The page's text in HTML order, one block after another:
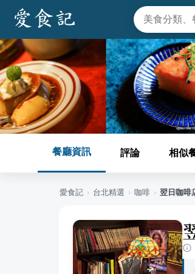
餐廳資訊 評論 相似
愛食記 › 台北精選 › 咖啡 › 翌日咖啡